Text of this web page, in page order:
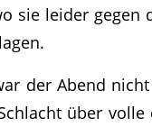
sie leider gegen
der Abend
über